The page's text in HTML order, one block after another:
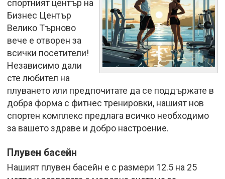
спортният център на
Бизнес Център
Велико Търново
вече е отворен за
всички посетители!
Независимо дали
сте любител на
плуването или предпочитате да се поддържате в
добра форма с фитнес тренировки, нашият нов
спортен комплекс предлага всичко необходимо
за вашето здраве и добро настроение.
Плувен басейн
Нашият плувен басейн е с размери 12.5 на 25